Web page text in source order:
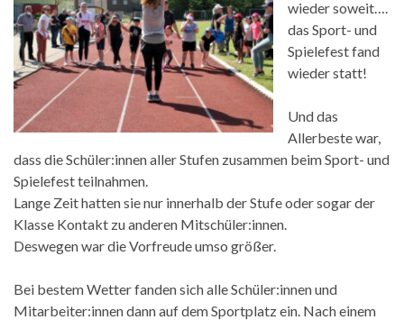
wieder soweit….
das Sport- und
Spielefest fand
wieder statt!
Und das
Allerbeste war,
dass die Schüler:innen aller Stufen zusammen beim Sport- und
Spielefest teilnahmen.
Lange Zeit hatten sie nur innerhalb der Stufe oder sogar der
Klasse Kontakt zu anderen Mitschüler:innen.
Deswegen war die Vorfreude umso größer.
Bei bestem Wetter fanden sich alle Schüler:innen und
Mitarbeiter:innen dann auf dem Sportplatz ein. Nach einem